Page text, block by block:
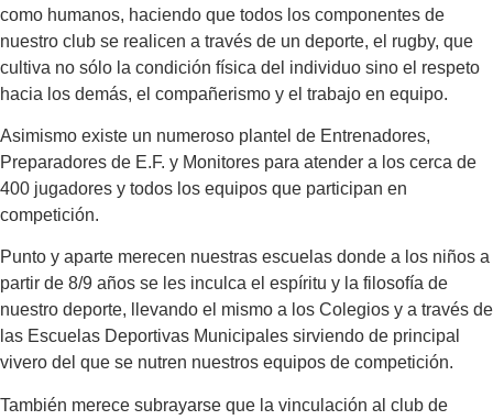
como humanos, haciendo que todos los componentes de
nuestro club se realicen a través de un deporte, el rugby, que
cultiva no sólo la condición física del individuo sino el respeto
hacia los demás, el compañerismo y el trabajo en equipo.
Asimismo existe un numeroso plantel de Entrenadores,
Preparadores de E.F. y Monitores para atender a los cerca de
400 jugadores y todos los equipos que participan en
competición.
Punto y aparte merecen nuestras escuelas donde a los niños a
partir de 8/9 años se les inculca el espíritu y la filosofía de
nuestro deporte, llevando el mismo a los Colegios y a través de
las Escuelas Deportivas Municipales sirviendo de principal
vivero del que se nutren nuestros equipos de competición.
También merece subrayarse que la vinculación al club de